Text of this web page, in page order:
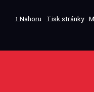
↑ Nahoru Tisk stránky